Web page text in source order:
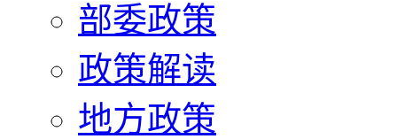
部委政策
政策解读
地方政策